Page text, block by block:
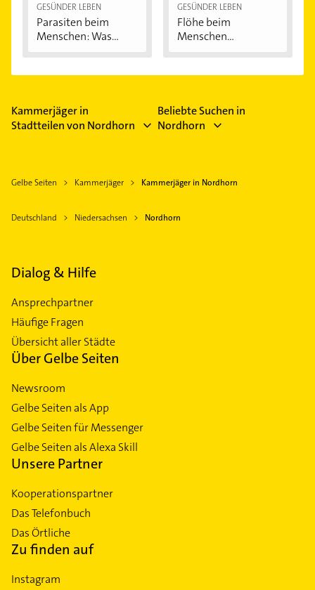
GESÜNDER LEBEN
Parasiten beim
Menschen: Was
GESÜNDER LEBEN
Flöhe beim
Menschen
Kammerjäger in
Stadtteilen von Nordhorn
Beliebte Suchen in
Nordhorn
Gelbe Seiten Kammerjäger Kammerjäger in Nordhorn
Deutschland Niedersachsen Nordhorn
Dialog & Hilfe
Ansprechpartner
Häufige Fragen
Übersicht aller Städte
Über Gelbe Seiten
Newsroom
Gelbe Seiten als App
Gelbe Seiten für Messenger
Gelbe Seiten als Alexa Skill
Unsere Partner
Kooperationspartner
Das Telefonbuch
Das Örtliche
Zu finden auf
Instagram